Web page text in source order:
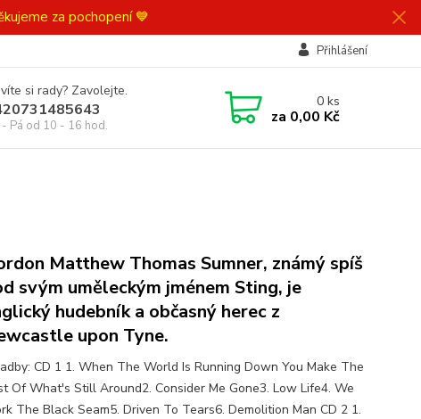
za pochopení 💙
Přihlášení
si rady? Zavolejte.
- Pá od 10 - 16 hod.
0ks
za 0,00 Kč
Matthew Thomas Sumner, známý spíš
svým uměleckým jménem Sting, je
hudebník a občasný herec z
upon Tyne.
CD 1 1. When The World Is Running Down You Make The
Of What's Still Around2. Consider Me Gone3. Low Life4. We
The Black Seam5. Driven To Tears6. Demolition Man CD 2 1.